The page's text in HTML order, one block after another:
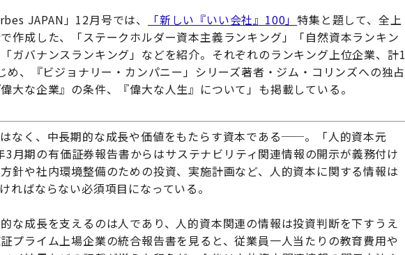
JAPAN」12月号では、 「新しい『いい会社』100」 特集と題して、全上
作成した、「ステークホルダー資本主義ランキング」「自然資本ランキン
ガバナンスランキング」などを紹介。それぞれのランキング上位企業、計1
め、『ビジョナリー・カンパニー」シリーズ著者・ジム・コリンズへの独占
大な企業』の条件、『偉大な人生』について」も掲載している。
なく、中長期的な成長や価値をもたらす資本である──。「人的資本元
月期の有価証券報告書からはサステナビリティ関連情報の開示が義務付け
針や社内環境整備のための投資、実施計画など、人的資本に関する情報は
ればならない必須項目になっている。
な成長を支えるのは人であり、人的資本関連の情報は投資判断を下すうえ
プライム上場企業の統合報告書を見ると、従業員一人当たりの教育費用や